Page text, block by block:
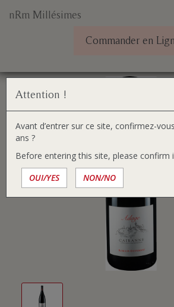
au
contenu
Commander en
nRm Millésimes
êtes
ici :
Adage AOP
Attention !
Avant d’entrer sur ce site, confirmez-
ans ?
Before entering this site, please confirm
OUI/YES
NON/NO